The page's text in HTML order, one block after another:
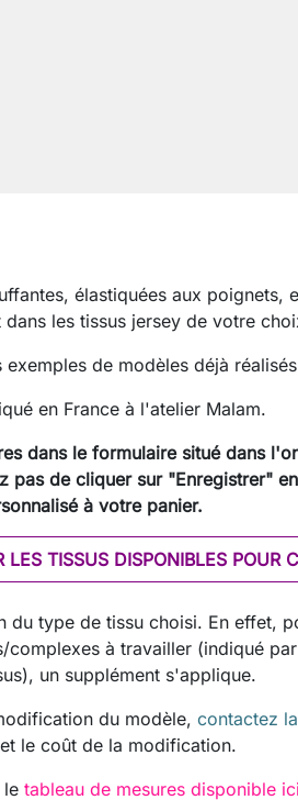
élastiquées aux poignets,
les tissus jersey de votre
de modèles déjà
en France à l'atelier Malam.
dans le formulaire situé dans
pas de cliquer sur "Enregistrer"
à votre panier.
LES TISSUS DISPONIBLES POUR
type de tissu choisi. En effet,
complexes à travailler (indiqué
un supplément s'applique.
du modèle, contactez
le coût de la modification.
le tableau de mesures disponible ici